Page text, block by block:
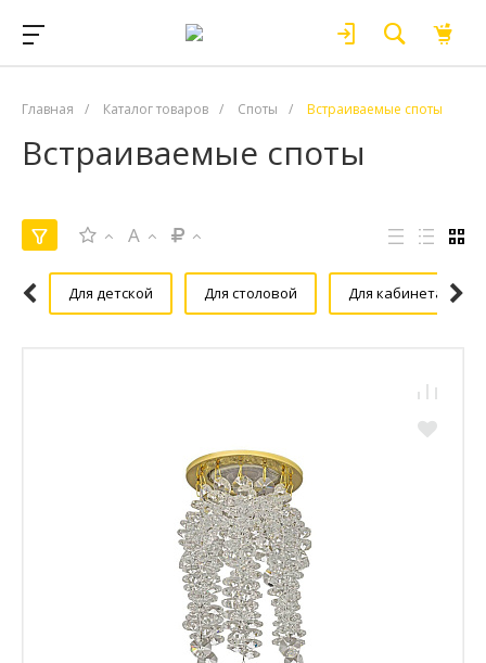
Главная / Каталог товаров / Споты / Встраиваемые споты
Встраиваемые споты
A
Для детской Для столовой Для кабинета